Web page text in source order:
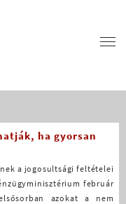
ha gyorsan
a jogosultsági feltételei
február
azokat a nem